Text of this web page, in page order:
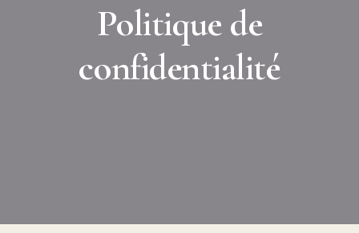
Politique de
confidentialité